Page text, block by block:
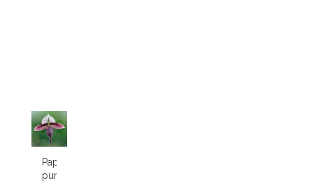
Paphiopedilum
purpuratum